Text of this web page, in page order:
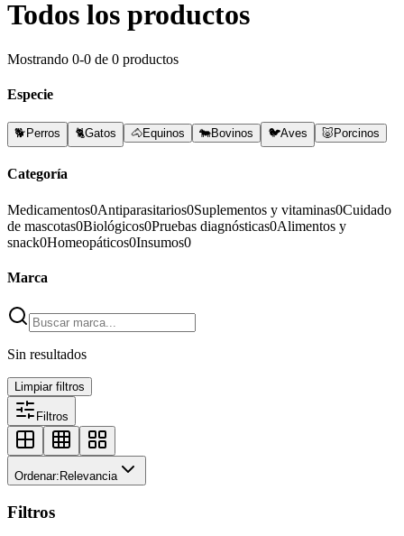
Todos los productos
Mostrando 0-0 de 0 productos
Especie
🐕 Perros 🐈Gatos 🐴Equinos 🐄Bovinos 🐦Aves 🐷 Porcinos
Categoría
Medicamentos0Antiparasitarios0Suplementos y vitaminas0Cuidado
de mascotas0Biológicos0Pruebas diagnósticas0Alimentos y
snack0Homeopáticos0Insumos0
Marca
Sin resultados
Limpiar filtros
Filtros
Ordenar: Relevancia
Filtros